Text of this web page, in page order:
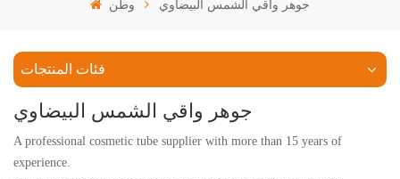
وطن جوهر واقي الشمس البيضاوي
فئات المنتجات
جوهر واقي الشمس البيضاوي
A professional cosmetic tube supplier with more than 15 years of
experience.